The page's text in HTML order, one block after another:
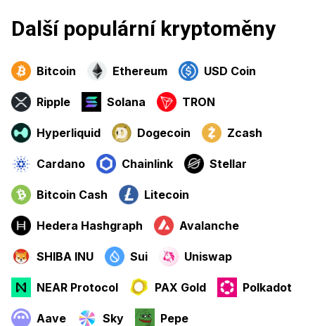
Další populární kryptoměny
Bitcoin Ethereum USD Coin
Ripple Solana TRON
Hyperliquid Dogecoin Zcash
Cardano Chainlink Stellar
Bitcoin Cash Litecoin
Hedera Hashgraph Avalanche
SHIBA INU Sui Uniswap
NEAR Protocol PAX Gold Polkadot
Aave Sky Pepe